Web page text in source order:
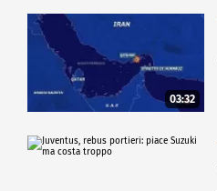
03:32